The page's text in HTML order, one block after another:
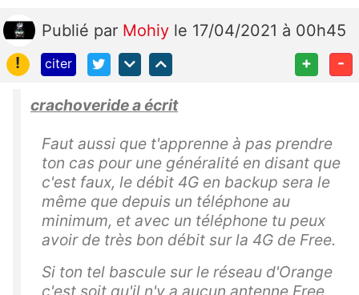
Publié par Mohiy le 17/04/2021 à 00h45
!
citer + -
crachoveride a écrit
Faut aussi que t'apprenne à pas prendre
ton cas pour une généralité en disant que
c'est faux, le débit 4G en backup sera le
même que depuis un téléphone au
minimum, et avec un téléphone tu peux
avoir de très bon débit sur la 4G de Free.
Si ton tel bascule sur le réseau d'Orange
c'est soit qu'il n'y a aucun antenne Free